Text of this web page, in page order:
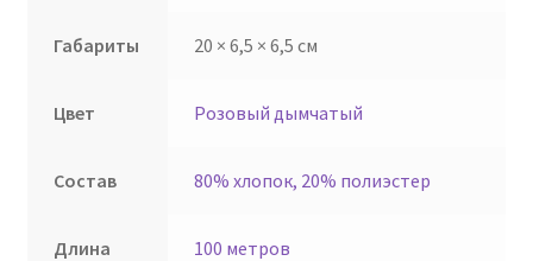
Габариты 20 × 6,5 × 6,5 см
Цвет Розовый дымчатый
Состав 80% хлопок, 20% полиэстер
Длина 100 метров